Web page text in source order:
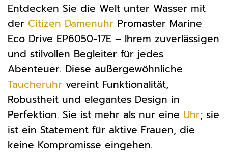
Entdecken Sie die Welt unter Wasser mit
der Citizen Damenuhr Promaster Marine
Eco Drive EP6050-17E – Ihrem zuverlässigen
und stilvollen Begleiter für jedes
Abenteuer. Diese außergewöhnliche
Taucheruhr vereint Funktionalität,
Robustheit und elegantes Design in
Perfektion. Sie ist mehr als nur eine Uhr; sie
ist ein Statement für aktive Frauen, die
keine Kompromisse eingehen.